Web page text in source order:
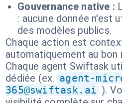
Gouvernance native :
: aucune donnée n'est
des modèles publics.
Chaque action est
automatiquement au bon
Chaque agent Swiftask
dédiée (ex. agent-
365@swiftask.ai ).